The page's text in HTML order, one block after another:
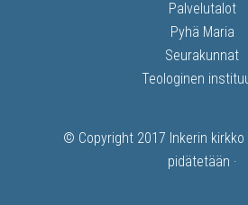
Palvelutalot
Pyhä Maria
Seurakunnat
Teologinen
© Copyright 2017 Inkerin kirkko
pidätetään ·